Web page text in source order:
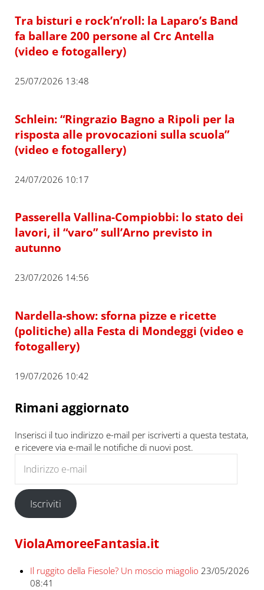
Tra bisturi e rock’n’roll: la Laparo’s Band
fa ballare 200 persone al Crc Antella
(video e fotogallery)
25/07/2026 13:48
Schlein: “Ringrazio Bagno a Ripoli per la
risposta alle provocazioni sulla scuola”
(video e fotogallery)
24/07/2026 10:17
Passerella Vallina-Compiobbi: lo stato dei
lavori, il “varo” sull’Arno previsto in
autunno
23/07/2026 14:56
Nardella-show: sforna pizze e ricette
(politiche) alla Festa di Mondeggi (video e
fotogallery)
19/07/2026 10:42
Rimani aggiornato
Inserisci il tuo indirizzo e-mail per iscriverti a questa testata,
e ricevere via e-mail le notifiche di nuovi post.
Iscriviti
ViolaAmoreeFantasia.it
Il ruggito della Fiesole? Un moscio miagolio 23/05/2026
08:41